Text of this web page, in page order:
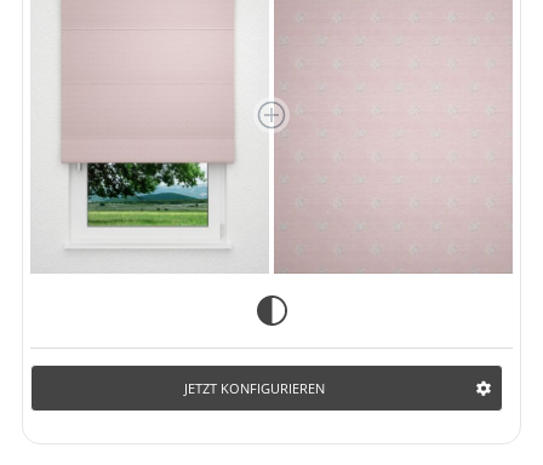
JETZT KONFIGURIEREN